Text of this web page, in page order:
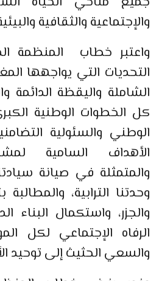
والإجتماعية والثقافية
واعتبر خطاب المنظمة
التحديات التي يواجهها
الشاملة واليقظة الدائمة
كل الخطوات الوطنية
الوطني والسئولية
الأهداف السامية
والمتمثلة في صيانة
وحدتنا الترابية،
والجزر، واستكمال البناء
الرفاه الإجتماعي لكل
والسعي الحثيث إلى توحيد